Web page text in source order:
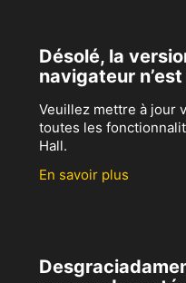
Désolé, la
navigateur
Veuillez mettre à jour
toutes les
Hall.
En savoir plus